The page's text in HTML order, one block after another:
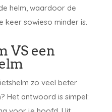
helm, waardoor de
keer sowieso minder is.
VS een
zo veel beter
Het antwoord is simpel: